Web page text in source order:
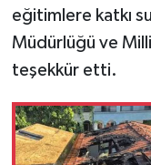
eğitimlere katkı
Müdürlüğü ve
teşekkür etti.